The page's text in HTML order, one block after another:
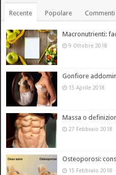
Recente Popolare Commenti
Macronutrienti:
9 Ottobre 2018
Gonfiore
15 Aprile 2018
Massa o
27 Febbraio 2018
Osteoporosi:
15 Febbraio 2018